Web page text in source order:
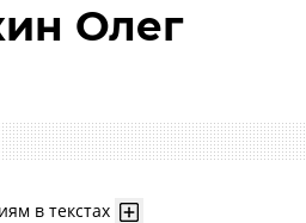
Олег
в текстах